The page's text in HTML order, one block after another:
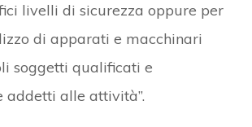
livelli di sicurezza oppure per
di apparati e macchinari
soggetti qualificati e
addetti alle attività”.